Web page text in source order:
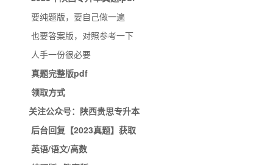
要纯题版，要自己做一遍
也要答案版，对照参考一下
人手一份很必要
真题完整版pdf
领取方式
关注公众号：陕西贵思专升本
后台回复 【2023真题】获取
英语/语文/高数